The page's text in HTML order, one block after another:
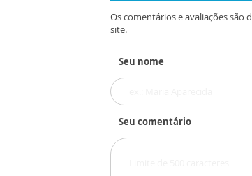
Os comentários e avaliações são
site.
Seu nome
Seu comentário